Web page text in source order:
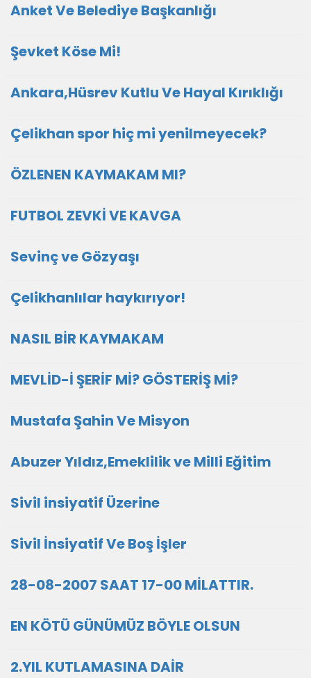
Anket Ve Belediye Başkanlığı
Şevket Köse Mi!
Ankara,Hüsrev Kutlu Ve Hayal Kırıklığı
Çelikhan spor hiç mi yenilmeyecek?
ÖZLENEN KAYMAKAM MI?
FUTBOL ZEVKİ VE KAVGA
Sevinç ve Gözyaşı
Çelikhanlılar haykırıyor!
NASIL BİR KAYMAKAM
MEVLİD-İ ŞERİF Mİ? GÖSTERİŞ Mİ?
Mustafa Şahin Ve Misyon
Abuzer Yıldız,Emeklilik ve Milli Eğitim
Sivil insiyatif Üzerine
Sivil İnsiyatif Ve Boş İşler
28-08-2007 SAAT 17-00 MİLATTIR.
EN KÖTÜ GÜNÜMÜZ BÖYLE OLSUN
2.YIL KUTLAMASINA DAİR